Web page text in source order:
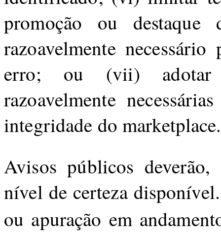
promoção ou
razoavelmente
erro; ou (vii) adotar
razoavelmente
integridade do marketplace.
Avisos públicos
nível de certeza
ou apuração em